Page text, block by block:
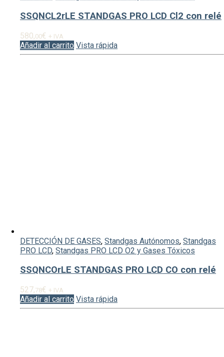
SSQNCL2rLE STANDGAS PRO LCD Cl2 con relé
580,00€ + IVA
Añadir al carrito Vista rápida
DETECCIÓN DE GASES, Standgas Autónomos, Standgas
PRO LCD, Standgas PRO LCD O2 y Gases Tóxicos
SSQNCOrLE STANDGAS PRO LCD CO con relé
527,78€ + IVA
Añadir al carrito Vista rápida